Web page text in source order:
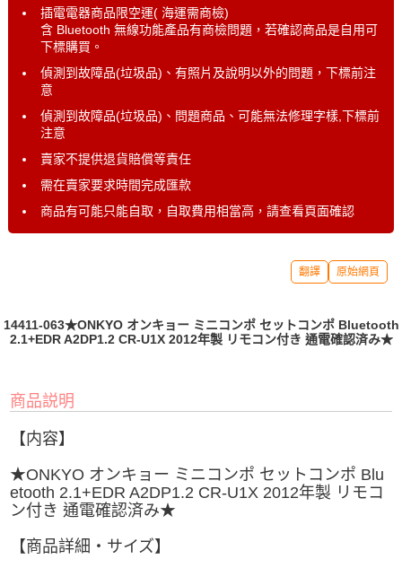
插電電器商品限空運( 海運需商檢)
含 Bluetooth 無線功能產品有商檢問題，若確認商品是自用可
下標購買。
偵測到故障品(垃圾品)、有照片及說明以外的問題，下標前注
意
偵測到故障品(垃圾品)、問題商品、可能無法修理字樣,下標前
注意
賣家不提供退貨賠償等責任
需在賣家要求時間完成匯款
商品有可能只能自取，自取費用相當高，請查看頁面確認
翻譯 原始網頁
14411-063★ONKYO オンキョー ミニコンポ セットコンポ Bluetooth
2.1+EDR A2DP1.2 CR-U1X 2012年製 リモコン付き 通電確認済み★
商品説明
【内容】
★ONKYO オンキョー ミニコンポ セットコンポ Blu
etooth 2.1+EDR A2DP1.2 CR-U1X 2012年製 リモコ
ン付き 通電確認済み★
【商品詳細・サイズ】